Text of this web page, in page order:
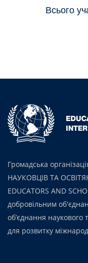
Всього
Громадська
НАУКОВЦІВ ТА
EDUCATORS AND
добровільним
об’єднання наукового
для розвитку